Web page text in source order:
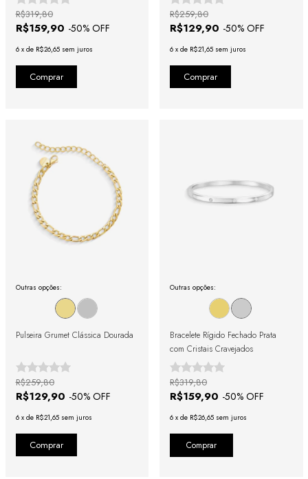
R$159,90 -50% OFF
R$319,80
6 x de R$26,65 sem juros
R$129,90 -50% OFF
R$259,80
6 x de R$21,65 sem juros
Outras opções:
Pulseira Grumet Clássica Dourada
R$129,90 -50% OFF
R$259,80
6 x de R$21,65 sem juros
Outras opções:
Bracelete Rígido Fechado Prata
com Cristais Cravejados
R$159,90 -50% OFF
R$319,80
6 x de R$26,65 sem juros
Comprar